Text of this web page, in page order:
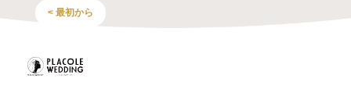
< 最初から